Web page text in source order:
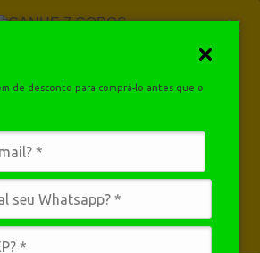
MEU CUPOM AGORA!
de desconto para comprá-lo antes que o